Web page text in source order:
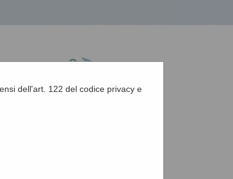
dell'art. 122 del codice privacy e